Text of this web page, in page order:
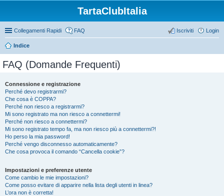
TartaClubItalia
Collegamenti Rapidi FAQ Login
Iscriviti
Indice
FAQ (Domande Frequenti)
Connessione e registrazione
Perché devo registrarmi?
Che cosa è COPPA?
Perché non riesco a registrarmi?
Mi sono registrato ma non riesco a connettermi!
Perché non riesco a connettermi?
Mi sono registrato tempo fa, ma non riesco più a connettermi?!
Ho perso la mia password!
Perché vengo disconnesso automaticamente?
Che cosa provoca il comando “Cancella cookie”?
Impostazioni e preferenze utente
Come cambio le mie impostazioni?
Come posso evitare di apparire nella lista degli utenti in linea?
L’ora non è corretta!